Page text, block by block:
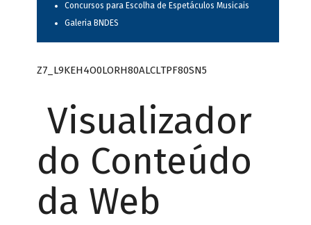
Concursos para Escolha de Espetáculos Musicais
Galeria BNDES
Z7_L9KEH4O0LORH80ALCLTPF80SN5
Visualizador
do Conteúdo
da Web